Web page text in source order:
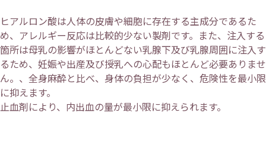
ヒアルロン酸は人体の皮膚や細胞に存在する主成分であるた
め、アレルギー反応は比較的少ない製剤です。また、注入する
箇所は母乳の影響がほとんどない乳腺下及び乳腺周囲に注入す
るため、妊娠や出産及び授乳への心配もほとんど必要ありませ
ん。、全身麻酔と比べ、身体の負担が少なく、危険性を最小限
に抑えます。
止血剤により、内出血の量が最小限に抑えられます。